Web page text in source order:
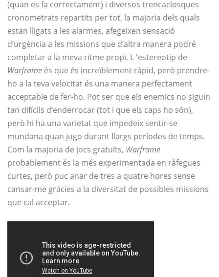
(quan es fa correctament) i diversos trencaclosques
cronometrats repartits per tot, la majoria dels quals
estan lligats a les alarmes, afegeixen sensació
d’urgència a les missions que d’altra manera podré
completar a la meva ritme propi. L 'estereotip de
Warframe és que és increïblement ràpid, però prendre-
ho a la teva velocitat és una manera perfectament
acceptable de fer-ho. Pot ser que els enemics no siguin
tan difícils d’enderrocar (tot i que els caps ho són),
però hi ha una varietat que impedeix sentir-se
mundana quan jugo durant llargs períodes de temps.
Com la majoria de jocs gratuïts, Warframe
probablement és la més experimentada en ràfegues
curtes, però puc anar de tres a quatre hores sense
cansar-me gràcies a la diversitat de possibles missions
que cal acceptar.